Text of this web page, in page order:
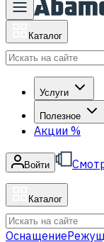
Каталог
Услуги
Полезное
Акции %
Войти
Каталог
Оснащение